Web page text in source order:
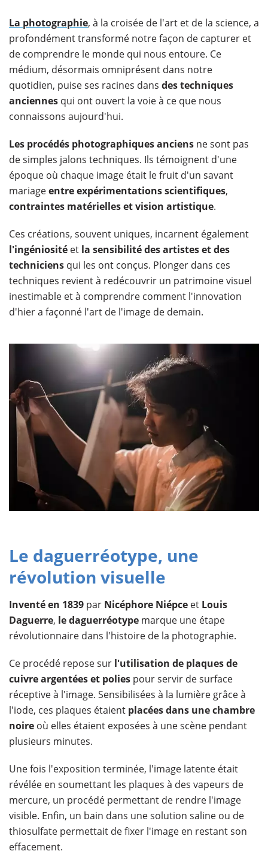
La photographie, à la croisée de l'art et de la science, a
profondément transformé notre façon de capturer et
de comprendre le monde qui nous entoure. Ce
médium, désormais omniprésent dans notre
quotidien, puise ses racines dans des techniques
anciennes qui ont ouvert la voie à ce que nous
connaissons aujourd'hui.
Les procédés photographiques anciens ne sont pas
de simples jalons techniques. Ils témoignent d'une
époque où chaque image était le fruit d'un savant
mariageentre expérimentations scientifiques,
contraintes matérielles et vision artistique.
Ces créations, souvent uniques, incarnent également
l'ingéniosité et la sensibilité des artistes et des
techniciens qui les ont conçus. Plonger dans ces
techniques revient à redécouvrir un patrimoine visuel
inestimable et à comprendre comment l'innovation
d'hier a façonné l'art de l'image de demain.
​Le daguerréotype, une
révolution visuelle
Inventé en 1839 par Nicéphore Niépce et Louis
Daguerre, le daguerréotype marque une étape
révolutionnaire dans l'histoire de la photographie.
Ce procédé repose sur l'utilisation de plaques de
cuivre argentées et polies pour servir de surface
réceptive à l'image. Sensibilisées à la lumière grâce à
l'iode, ces plaques étaient placées dans une chambre
noire où elles étaient exposées à une scène pendant
plusieurs minutes.
Une fois l'exposition terminée, l'image latente était
révélée en soumettant les plaques à des vapeurs de
mercure, un procédé permettant de rendre l'image
visible. Enfin, un bain dans une solution saline ou de
thiosulfate permettait de fixer l'image en restant son
effacement.